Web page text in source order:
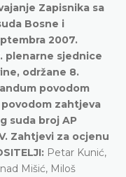
Zapisnika sa
Bosne i
2007.
plenarne sjednice
održane 8.
povodom
povodom zahtjeva
suda broj AP
Zahtjevi za ocjenu
Petar Kunić,
Mišić, Miloš